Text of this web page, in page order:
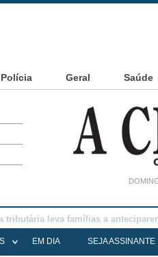
Polícia Geral Saúde
Menoia Cesarin
EM DIA SEJA ASSINANTE